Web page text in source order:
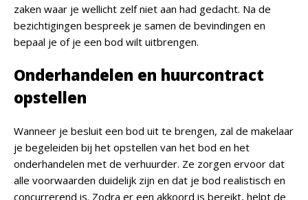
zaken waar je wellicht zelf niet aan had gedacht. Na de
bezichtigingen bespreek je samen de bevindingen en
bepaal je of je een bod wilt uitbrengen.
Onderhandelen en huurcontract
opstellen
Wanneer je besluit een bod uit te brengen, zal de makelaar
je begeleiden bij het opstellen van het bod en het
onderhandelen met de verhuurder. Ze zorgen ervoor dat
alle voorwaarden duidelijk zijn en dat je bod realistisch en
concurrerend is. Zodra er een akkoord is bereikt, helpt de